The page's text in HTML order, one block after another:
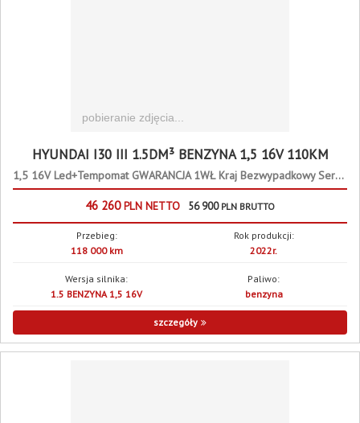
HYUNDAI I30 III 1.5DM³ BENZYNA 1,5 16V 110KM
1,5 16V Led+Tempomat GWARANCJA 1WŁ Kraj Bezwypadkowy Serwisowany F23%
46 260PLN NETTO 56 900 PLN BRUTTO
Przebieg:
118 000 km
Rok produkcji:
2022r.
Wersja silnika:
1.5 BENZYNA 1,5 16V
Paliwo:
benzyna
szczegóły